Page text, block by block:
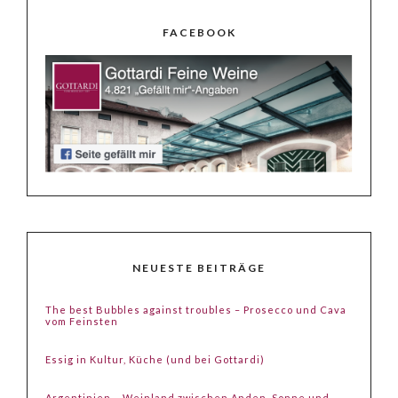
FACEBOOK
NEUESTE BEITRÄGE
The best Bubbles against troubles – Prosecco und Cava
vom Feinsten
Essig in Kultur, Küche (und bei Gottardi)